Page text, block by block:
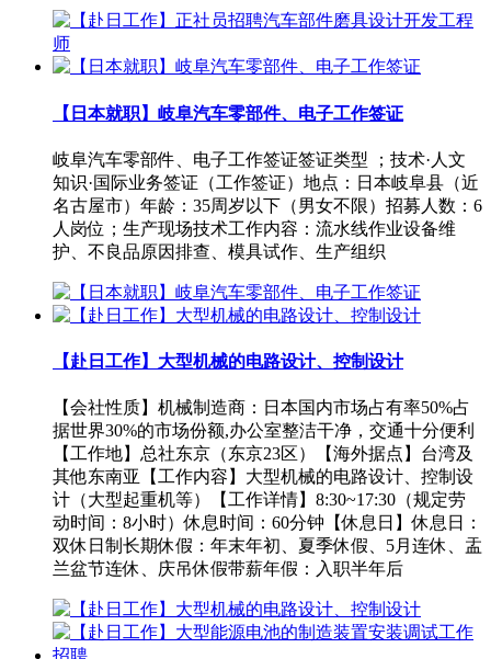
【日本就职】岐阜汽车零部件、电子工作签证
岐阜汽车零部件、电子工作签证签证类型 ；技术·人文
知识·国际业务签证（工作签证）地点：日本岐阜县（近
名古屋市）️年龄：35周岁以下（男女不限）招募人数：6
人岗位；生产现场技术工作内容：流水线作业设备维
护、不良品原因排查、模具试作、生产组织
【赴日工作】大型机械的电路设计、控制设计
【会社性质】机械制造商：日本国内市场占有率50%占
据世界30%的市场份额,办公室整洁干净，交通十分便利
【工作地】总社东京（东京23区）【海外据点】台湾及
其他东南亚【工作内容】大型机械的电路设计、控制设
计（大型起重机等）【工作详情】8:30~17:30（规定劳
动时间：8小时）休息时间：60分钟【休息日】休息日：
双休日制长期休假：年末年初、夏季休假、5月连休、盂
兰盆节连休、庆吊休假带薪年假：入职半年后